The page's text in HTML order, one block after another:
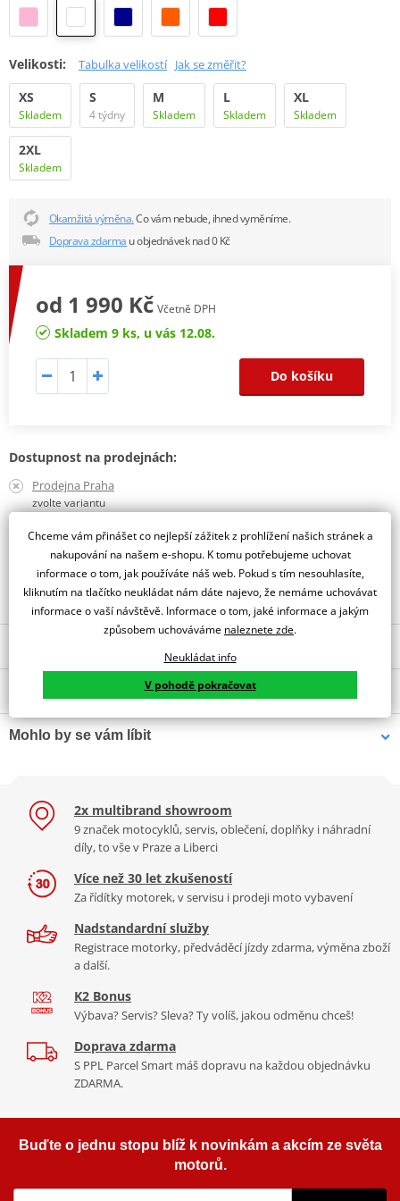
Velikosti: Tabulka velikostí Jak se změřit?
XS
Skladem
S
4 týdny
M
Skladem
L
Skladem
XL
Skladem
2XL
Skladem
Okamžitá výměna.Co vám nebude, ihned vyměníme.
Doprava zdarma u objednávek nad 0 Kč
od 1 990 Kč Včetně DPH
Skladem 9 ks, u vás 12.08.
Do košíku
Dostupnost na prodejnách:
Prodejna Praha
zvolte variantu
zvolte variantu
Obraťte se na specialistu
Jsme autorizovaný
GMS Gelato: Osvěžující italský styl, který si vychutnáte v 12
🍦 Menu, kterému neodoláte: Vyberte si svou
Zapomeňte na fádní výběr. HelmaGMS Gelatopřichází na trh
vás namíchali jako tu nejlepší italskou zmrzlinu.
Máte dnes chuť na elegantní
snad sytouAmarennu
bundy, nebo prostě chcete v ulicích zářit, z našeho
designovým skvostem, který přitáhne pohledy kolemjdoucích.
22.06
Nenechte se zmást hravým názvem. Uvnitř je GMS Gelato tvrdý
značku přejmenovala na GMS a zařadila do svého portfolia
oblečení. Není bez zajímavosti, že syn zakladatelů firmy Germas ve
firmě stále pracuje jako product manager a stará se o rozvoj a
produktové řady. Více informací o značce
Mohlo by se vám líbit
motorkáře GMS FiftySix.7 –
Krémově Bílá
Skladem
Perforovaná kůže a textil
pro maximální airflow
2x multibrand showroom
9 značek motocyklů, servis, oblečení, doplňky i náhradní
díly, to vše v Praze a Liberci
Více než 30 let zkušeností
Za řídítky motorek, v servisu i prodeji moto vybavení
Nadstandardní služby
Registrace motorky, předváděcí jízdy zdarma, výměna zboží
a další.
K2 Bonus
Výbava? Servis? Sleva? Ty volíš, jakou odměnu chceš!
Doprava zdarma
S PPL Parcel Smart máš dopravu na každou objednávku
ZDARMA.
Buďte o jednu stopu blíž k novinkám a akcím ze světa
motorů.
Chceme vám přinášet co nejlepší zážitek z prohlížení našich stránek a
nakupování na našem e-shopu. K tomu potřebujeme uchovat
informace o tom, jak používáte náš web. Pokud s tím nesouhlasíte,
kliknutím na tlačítko neukládat nám dáte najevo, že nemáme uchovávat
informace o vaší návštěvě. Informace o tom, jaké informace a jakým
způsobem uchováváme naleznete zde.
Neukládat info
V pohodě pokračovat